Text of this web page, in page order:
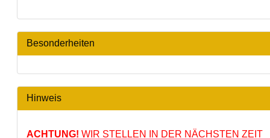
Besonderheiten
Hinweis
ACHTUNG! WIR STELLEN IN DER NÄCHSTEN ZEIT